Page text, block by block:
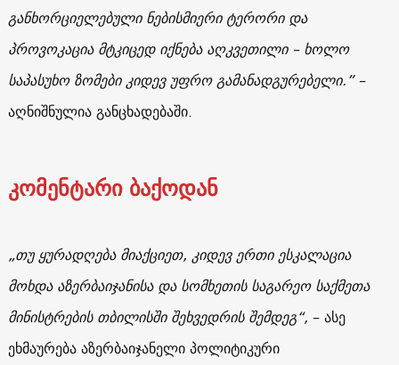
განხორციელებული ნებისმიერი ტერორი და
პროვოკაცია მტკიცედ იქნება აღკვეთილი – ხოლო
საპასუხო ზომები კიდევ უფრო გამანადგურებელი.” –
აღნიშნულია განცხადებაში.
კომენტარი ბაქოდან
„თუ ყურადღება მიაქციეთ, კიდევ ერთი ესკალაცია
მოხდა აზერბაიჯანისა და სომხეთის საგარეო საქმეთა
მინისტრების თბილისში შეხვედრის შემდეგ“, – ასე
ეხმაურება აზერბაიჯანელი პოლიტიკური